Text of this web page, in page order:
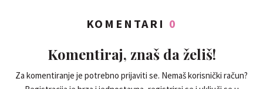
KOMENTARI 0
Komentiraj, znaš da želiš!
Za komentiranje je potrebno prijaviti se. Nemaš korisnički račun?